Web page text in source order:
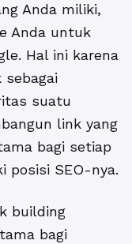
Anda miliki,
Anda untuk
Hal ini karena
sebagai
suatu
link yang
bagi setiap
posisi SEO-nya.
building
bagi